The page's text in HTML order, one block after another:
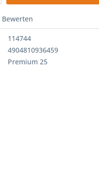
Bewerten
114744
4904810936459
Premium 25